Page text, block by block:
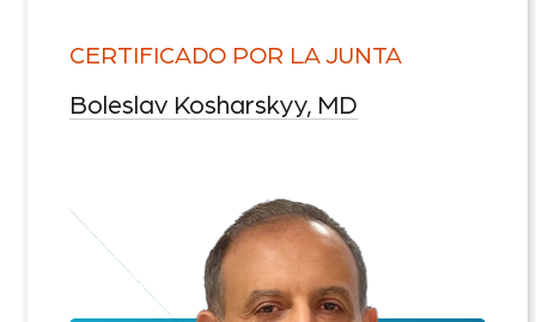
CERTIFICADO POR LA JUNTA
Boleslav Kosharskyy, MD